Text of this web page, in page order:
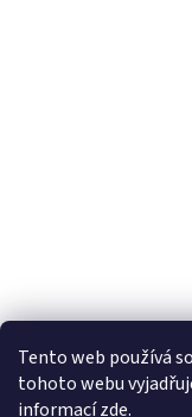
Tento web používá
tohoto webu
informacízde.